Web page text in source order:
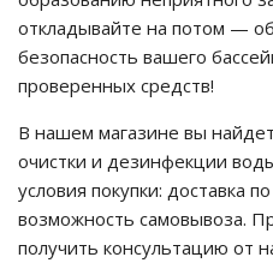
и среднего офиса
и продвинутых
и
откладывайте на потом —
безопасность вашего
проверенных средств!
В нашем магазине вы
очистки и дезинфекции
условия покупки: доставка
возможность самовывоза.
получить консультацию от